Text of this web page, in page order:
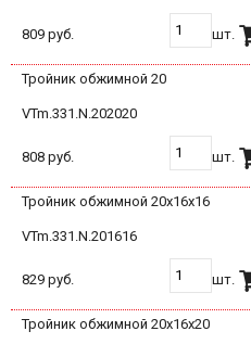
809 руб. шт.
Тройник обжимной 20
VTm.331.N.202020
808 руб. шт.
Тройник обжимной 20х16х16
VTm.331.N.201616
829 руб. шт.
Тройник обжимной 20х16х20